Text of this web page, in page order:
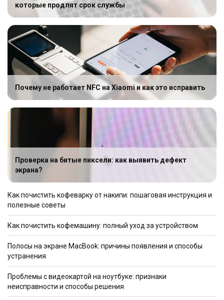
которые продлят срок службы
Почему не работает NFC на Xiaomi и как это исправить
Проверка на битые пиксели: как выявить дефект
экрана?
Как почистить кофеварку от накипи: пошаговая инструкция и
полезные советы
Как почистить кофемашину: полный уход за устройством
Полосы на экране MacBook: причины появления и способы
устранения
Проблемы с видеокартой на ноутбуке: признаки
неисправности и способы решения